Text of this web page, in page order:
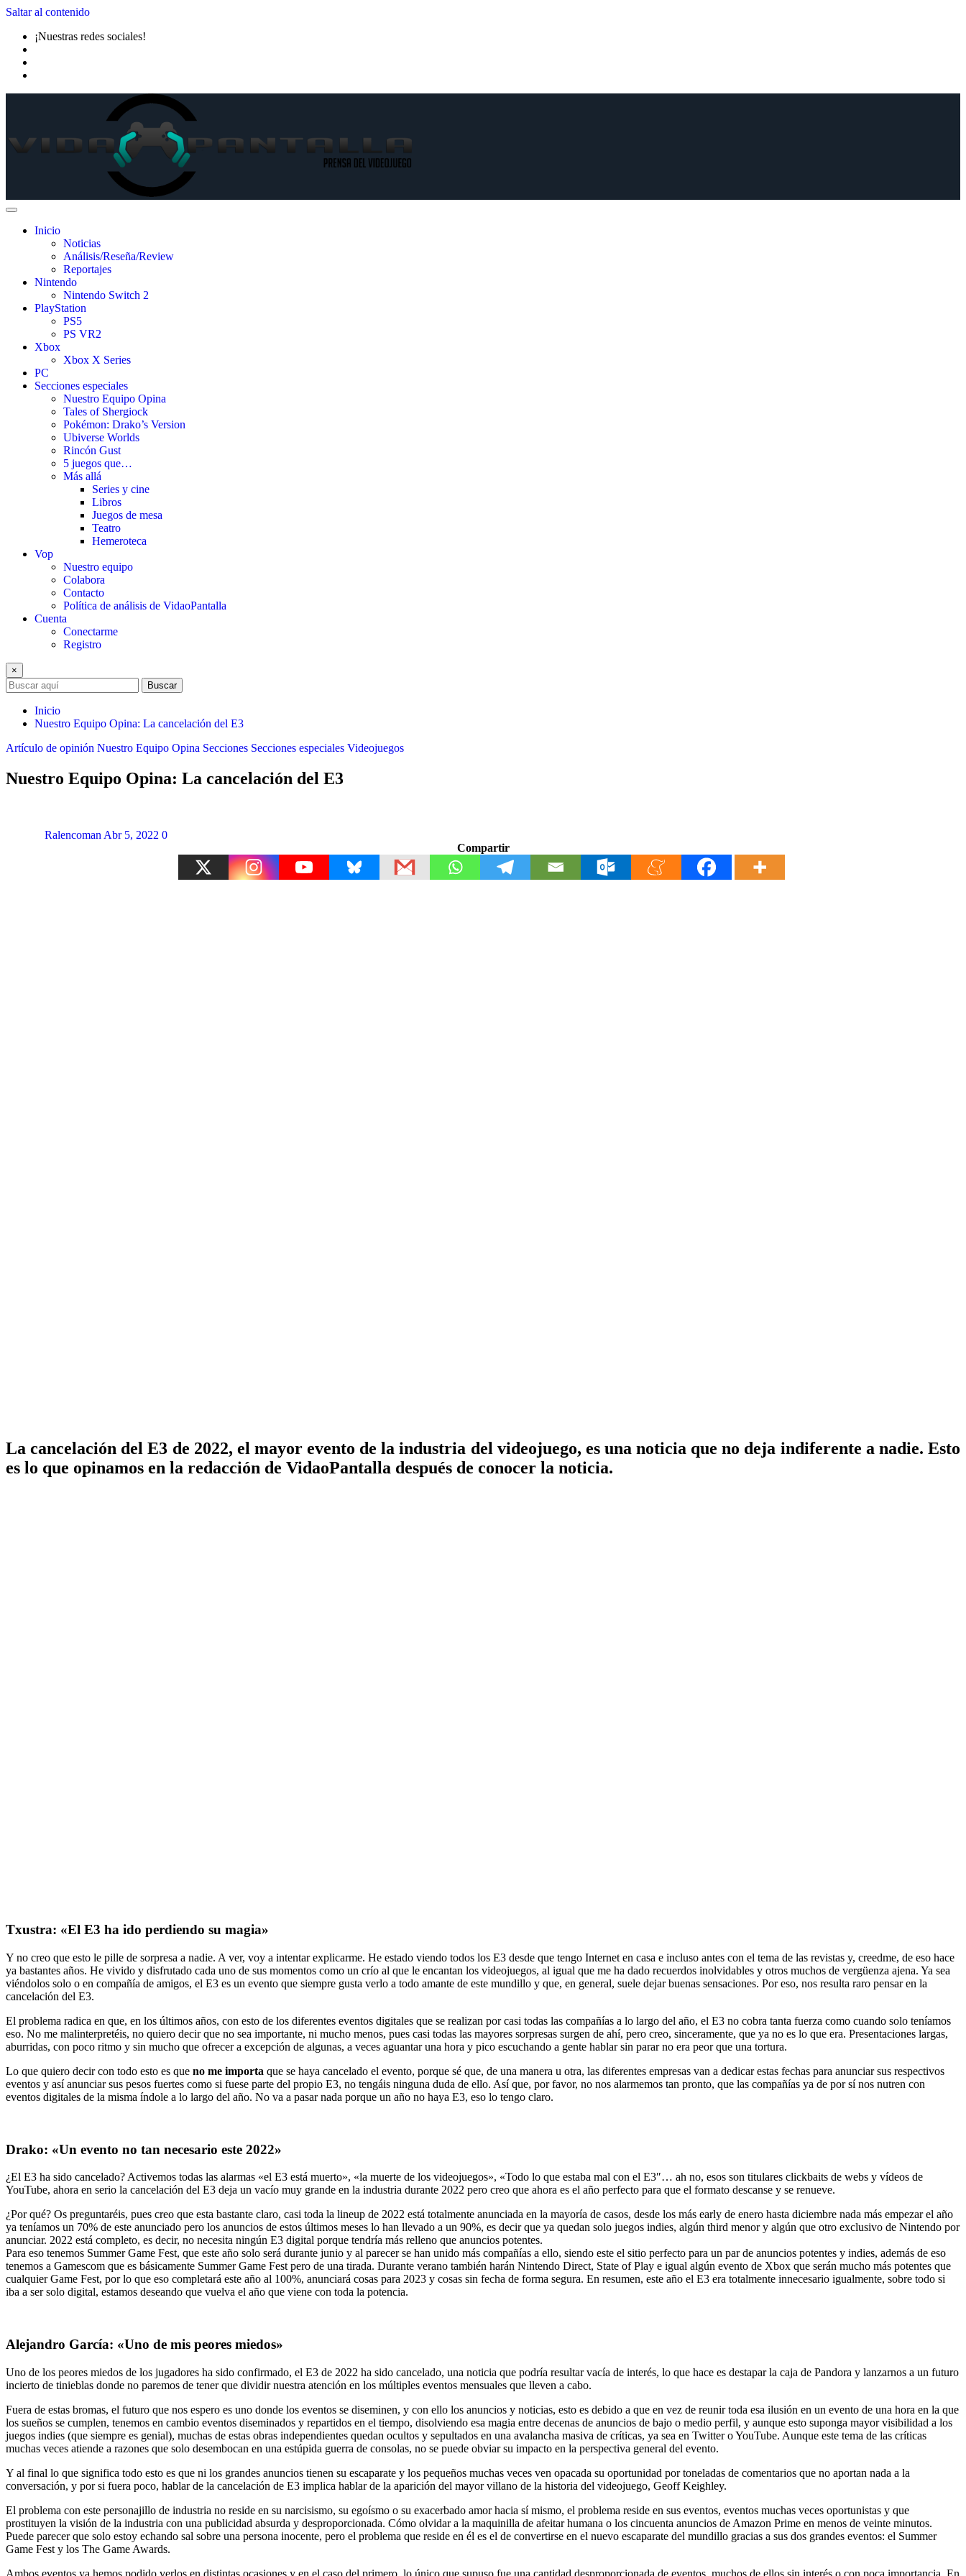
Saltar al contenido
¡Nuestras redes sociales!
Inicio
Noticias
Análisis/Reseña/Review
Reportajes
Nintendo
Nintendo Switch 2
PlayStation
PS5
PS VR2
Xbox
Xbox X Series
PC
Secciones especiales
Nuestro Equipo Opina
Tales of Shergiock
Pokémon: Drako’s Version
Ubiverse Worlds
Rincón Gust
5 juegos que…
Más allá
Series y cine
Libros
Juegos de mesa
Teatro
Hemeroteca
Vop
Nuestro equipo
Colabora
Contacto
Política de análisis de VidaoPantalla
Cuenta
Conectarme
Registro
×
Buscar
Inicio
Nuestro Equipo Opina: La cancelación del E3
Artículo de opinión Nuestro Equipo Opina Secciones Secciones especiales Videojuegos
Nuestro Equipo Opina: La cancelación del E3
Ralencoman Abr 5, 2022 0
Compartir
La cancelación del E3 de 2022, el mayor evento de la industria del videojuego, es una noticia que no deja indiferente a nadie. Esto
es lo que opinamos en la redacción de VidaoPantalla después de conocer la noticia.
Txustra: «El E3 ha ido perdiendo su magia»
Y no creo que esto le pille de sorpresa a nadie. A ver, voy a intentar explicarme. He estado viendo todos los E3 desde que tengo Internet en casa e incluso antes con el tema de las revistas y, creedme, de eso hace
ya bastantes años. He vivido y disfrutado cada uno de sus momentos como un crío al que le encantan los videojuegos, al igual que me ha dado recuerdos inolvidables y otros muchos de vergüenza ajena. Ya sea
viéndolos solo o en compañía de amigos, el E3 es un evento que siempre gusta verlo a todo amante de este mundillo y que, en general, suele dejar buenas sensaciones. Por eso, nos resulta raro pensar en la
cancelación del E3.
El problema radica en que, en los últimos años, con esto de los diferentes eventos digitales que se realizan por casi todas las compañías a lo largo del año, el E3 no cobra tanta fuerza como cuando solo teníamos
eso. No me malinterpretéis, no quiero decir que no sea importante, ni mucho menos, pues casi todas las mayores sorpresas surgen de ahí, pero creo, sinceramente, que ya no es lo que era. Presentaciones largas,
aburridas, con poco ritmo y sin mucho que ofrecer a excepción de algunas, a veces aguantar una hora y pico escuchando a gente hablar sin parar no era peor que una tortura.
Lo que quiero decir con todo esto es que no me importa que se haya cancelado el evento, porque sé que, de una manera u otra, las diferentes empresas van a dedicar estas fechas para anunciar sus respectivos
eventos y así anunciar sus pesos fuertes como si fuese parte del propio E3, no tengáis ninguna duda de ello. Así que, por favor, no nos alarmemos tan pronto, que las compañías ya de por sí nos nutren con
eventos digitales de la misma índole a lo largo del año. No va a pasar nada porque un año no haya E3, eso lo tengo claro.
Drako: «Un evento no tan necesario este 2022»
¿El E3 ha sido cancelado? Activemos todas las alarmas «el E3 está muerto», «la muerte de los videojuegos», «Todo lo que estaba mal con el E3″… ah no, esos son titulares clickbaits de webs y vídeos de
YouTube, ahora en serio la cancelación del E3 deja un vacío muy grande en la industria durante 2022 pero creo que ahora es el año perfecto para que el formato descanse y se renueve.
¿Por qué? Os preguntaréis, pues creo que esta bastante claro, casi toda la lineup de 2022 está totalmente anunciada en la mayoría de casos, desde los más early de enero hasta diciembre nada más empezar el año
ya teníamos un 70% de este anunciado pero los anuncios de estos últimos meses lo han llevado a un 90%, es decir que ya quedan solo juegos indies, algún third menor y algún que otro exclusivo de Nintendo por
anunciar. 2022 está completo, es decir, no necesita ningún E3 digital porque tendría más relleno que anuncios potentes.
Para eso tenemos Summer Game Fest, que este año solo será durante junio y al parecer se han unido más compañías a ello, siendo este el sitio perfecto para un par de anuncios potentes y indies, además de eso
tenemos a Gamescom que es básicamente Summer Game Fest pero de una tirada. Durante verano también harán Nintendo Direct, State of Play e igual algún evento de Xbox que serán mucho más potentes que
cualquier Game Fest, por lo que eso completará este año al 100%, anunciará cosas para 2023 y cosas sin fecha de forma segura. En resumen, este año el E3 era totalmente innecesario igualmente, sobre todo si
iba a ser solo digital, estamos deseando que vuelva el año que viene con toda la potencia.
Alejandro García: «Uno de mis peores miedos»
Uno de los peores miedos de los jugadores ha sido confirmado, el E3 de 2022 ha sido cancelado, una noticia que podría resultar vacía de interés, lo que hace es destapar la caja de Pandora y lanzarnos a un futuro
incierto de tinieblas donde no paremos de tener que dividir nuestra atención en los múltiples eventos mensuales que lleven a cabo.
Fuera de estas bromas, el futuro que nos espero es uno donde los eventos se diseminen, y con ello los anuncios y noticias, esto es debido a que en vez de reunir toda esa ilusión en un evento de una hora en la que
los sueños se cumplen, tenemos en cambio eventos diseminados y repartidos en el tiempo, disolviendo esa magia entre decenas de anuncios de bajo o medio perfil, y aunque esto suponga mayor visibilidad a los
juegos indies (que siempre es genial), muchas de estas obras independientes quedan ocultos y sepultados en una avalancha masiva de críticas, ya sea en Twitter o YouTube. Aunque este tema de las críticas
muchas veces atiende a razones que solo desembocan en una estúpida guerra de consolas, no se puede obviar su impacto en la perspectiva general del evento.
Y al final lo que significa todo esto es que ni los grandes anuncios tienen su escaparate y los pequeños muchas veces ven opacada su oportunidad por toneladas de comentarios que no aportan nada a la
conversación, y por si fuera poco, hablar de la cancelación de E3 implica hablar de la aparición del mayor villano de la historia del videojuego, Geoff Keighley.
El problema con este personajillo de industria no reside en su narcisismo, su egoísmo o su exacerbado amor hacia sí mismo, el problema reside en sus eventos, eventos muchas veces oportunistas y que
prostituyen la visión de la industria con una publicidad absurda y desproporcionada. Cómo olvidar a la maquinilla de afeitar humana o los cincuenta anuncios de Amazon Prime en menos de veinte minutos.
Puede parecer que solo estoy echando sal sobre una persona inocente, pero el problema que reside en él es el de convertirse en el nuevo escaparate del mundillo gracias a sus dos grandes eventos: el Summer
Game Fest y los The Game Awards.
Ambos eventos ya hemos podido verlos en distintas ocasiones y en el caso del primero, lo único que supuso fue una cantidad desproporcionada de eventos, muchos de ellos sin interés o con poca importancia. En